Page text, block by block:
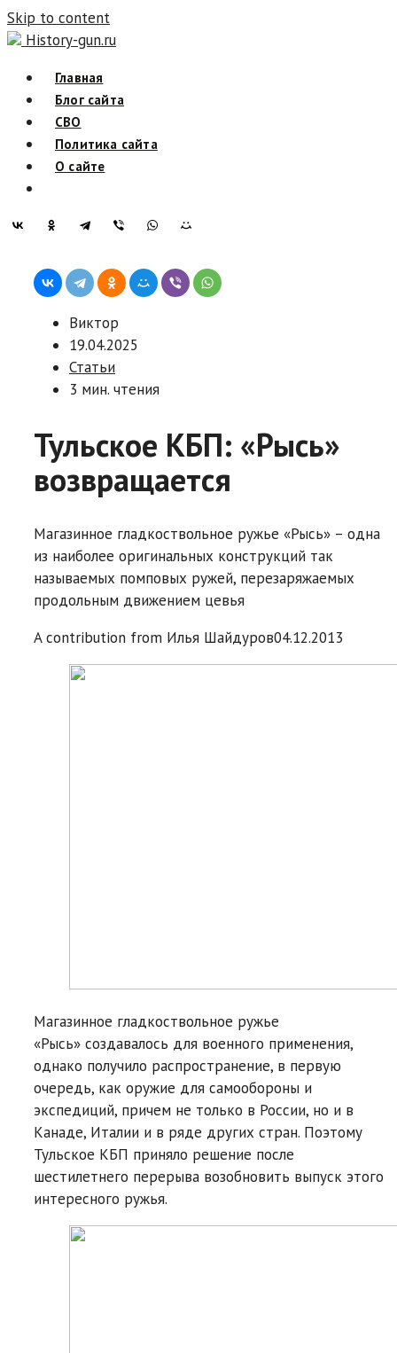
Skip to content
History-gun.ru
Главная
Блог сайта
СВО
Политика сайта
О сайте
Виктор
19.04.2025
Статьи
3 мин. чтения
Тульское КБП: «Рысь»
возвращается
Магазинное гладкоствольное ружье «Рысь» – одна
из наиболее оригинальных конструкций так
называемых помповых ружей, перезаряжаемых
продольным движением цевья
A contribution from Илья Шайдуров04.12.2013
Магазинное гладкоствольное ружье
«Рысь» создавалось для военного применения,
однако получило распространение, в первую
очередь, как оружие для самообороны и
экспедиций, причем не только в России, но и в
Канаде, Италии и в ряде других стран. Поэтому
Тульское КБП приняло решение после
шестилетнего перерыва возобновить выпуск этого
интересного ружья.